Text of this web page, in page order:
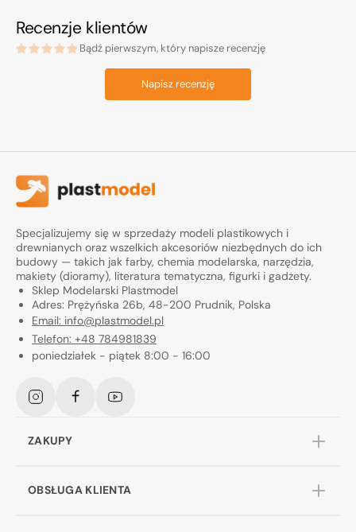
Recenzje klientów
Bądź pierwszym, który napisze recenzję
Napisz recenzję
Specjalizujemy się w sprzedaży modeli plastikowych i
drewnianych oraz wszelkich akcesoriów niezbędnych do ich
budowy — takich jak farby, chemia modelarska, narzędzia,
makiety (dioramy), literatura tematyczna, figurki i gadżety.
Sklep Modelarski Plastmodel
Adres: Prężyńska 26b, 48-200 Prudnik, Polska
Email: info@plastmodel.pl
Telefon: +48 784981839
poniedziałek - piątek 8:00 - 16:00
InstagramFacebookYouTube
ZAKUPY
OBSŁUGA KLIENTA